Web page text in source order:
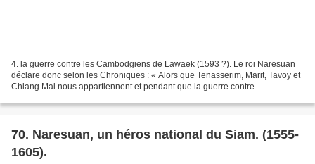
4. la guerre contre les Cambodgiens de Lawaek (1593 ?). Le roi Naresuan
déclare donc selon les Chroniques : « Alors que Tenasserim, Marit, Tavoy et
Chiang Mai nous appartiennent et pendant que la guerre contre
70. Naresuan, un héros national du Siam. (1555-
1605).